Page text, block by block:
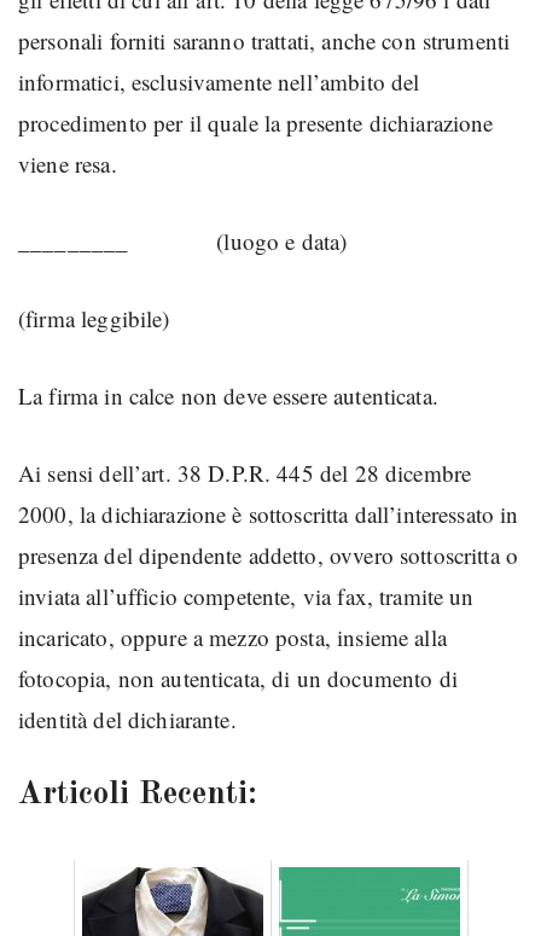
personali forniti saranno trattati, anche con strumenti
informatici, esclusivamente nell’ambito del
procedimento per il quale la presente dichiarazione
viene resa.
_________ (luogo e data)
(firma leggibile)
La firma in calce non deve essere autenticata.
Ai sensi dell’art. 38 D.P.R. 445 del 28 dicembre
2000, la dichiarazione è sottoscritta dall’interessato in
presenza del dipendente addetto, ovvero sottoscritta o
inviata all’ufficio competente, via fax, tramite un
incaricato, oppure a mezzo posta, insieme alla
fotocopia, non autenticata, di un documento di
identità del dichiarante.
Articoli Recenti: